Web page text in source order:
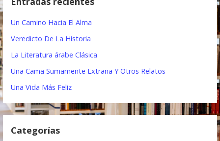
a
ó
n
d
Un Camino Hacia El Alma
Veredicto De La Historia
La Literatura árabe Clásica
Una Cama Sumamente Extrana Y Otros Relatos
Una Vida Más Feliz
Categorías